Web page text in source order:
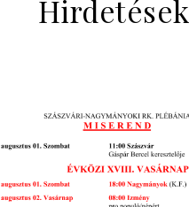
Hirdetések